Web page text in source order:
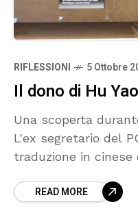
RIFLESSIONI 5 Ottobre
Il dono di Hu
Una scoperta
L'ex segretario del
traduzione in
da parte dei
READ MORE